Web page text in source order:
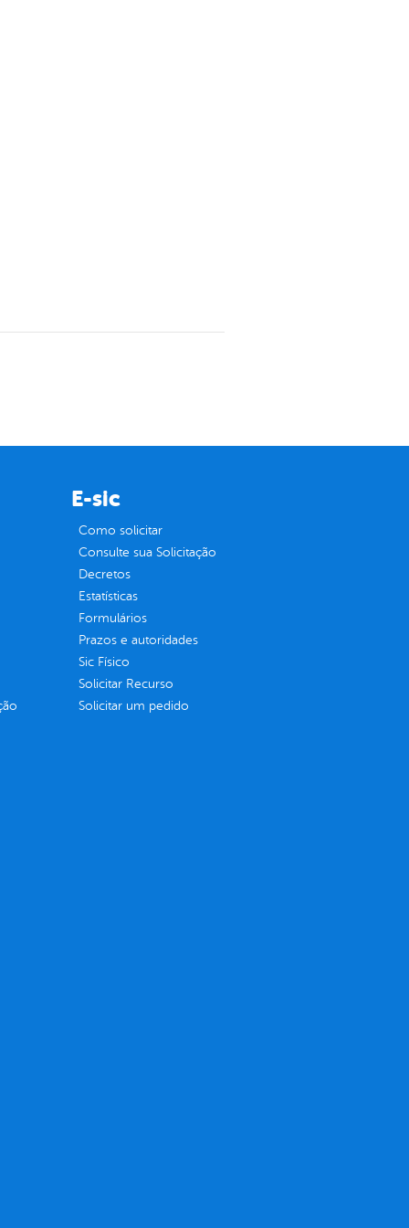
E-sic
Como solicitar
Consulte sua Solicitação
Decretos
Estatísticas
Formulários
Prazos e autoridades
Sic Físico
Solicitar Recurso
Solicitar um pedido